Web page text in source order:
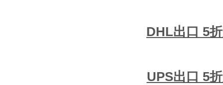
DHL出口 5
UPS出口 5